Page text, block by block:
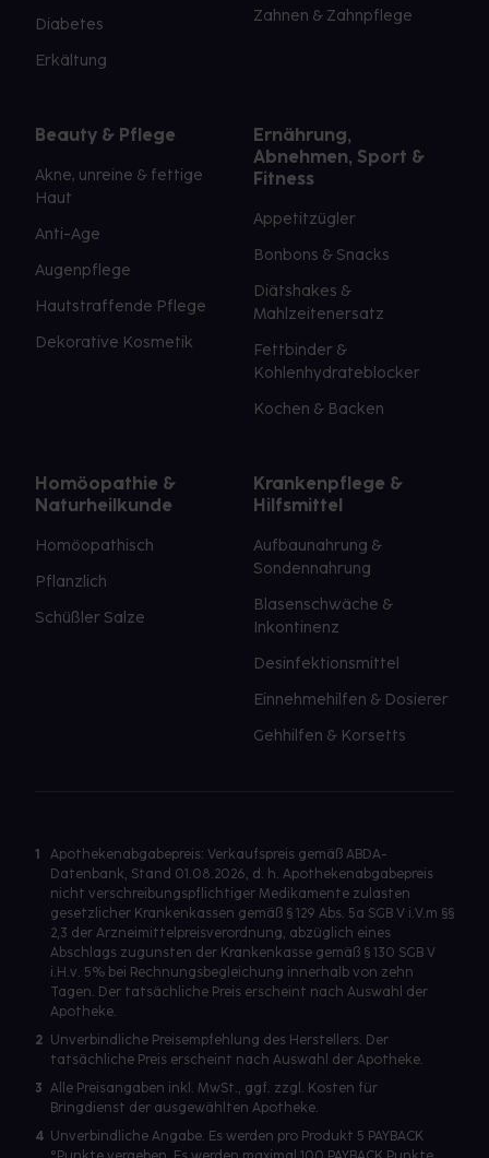
Diabetes
Erkältung
Zahnen & Zahnpflege
Beauty & Pflege
Akne, unreine & fettige
Haut
Anti-Age
Augenpflege
Hautstraffende Pflege
Dekorative Kosmetik
Ernährung,
Abnehmen, Sport &
Fitness
Appetitzügler
Bonbons & Snacks
Diätshakes &
Mahlzeitenersatz
Fettbinder &
Kohlenhydrateblocker
Kochen & Backen
Homöopathie &
Naturheilkunde
Homöopathisch
Pflanzlich
Schüßler Salze
Krankenpflege &
Hilfsmittel
Aufbaunahrung &
Sondennahrung
Blasenschwäche &
Inkontinenz
Desinfektionsmittel
Einnehmehilfen & Dosierer
Gehhilfen & Korsetts
1
Apothekenabgabepreis: Verkaufspreis gemäß ABDA-
Datenbank, Stand 01.08.2026, d. h. Apothekenabgabepreis
nicht verschreibungspflichtiger Medikamente zulasten
gesetzlicher Krankenkassen gemäß § 129 Abs. 5a SGB V i.V.m §§
2,3 der Arzneimittelpreisverordnung, abzüglich eines
Abschlags zugunsten der Krankenkasse gemäß § 130 SGB V
i.H.v. 5% bei Rechnungsbegleichung innerhalb von zehn
Tagen. Der tatsächliche Preis erscheint nach Auswahl der
Apotheke.
2 Unverbindliche Preisempfehlung des Herstellers. Der
tatsächliche Preis erscheint nach Auswahl der Apotheke.
3 Alle Preisangaben inkl. MwSt., ggf. zzgl. Kosten für
Bringdienst der ausgewählten Apotheke.
4 Unverbindliche Angabe. Es werden pro Produkt 5 PAYBACK